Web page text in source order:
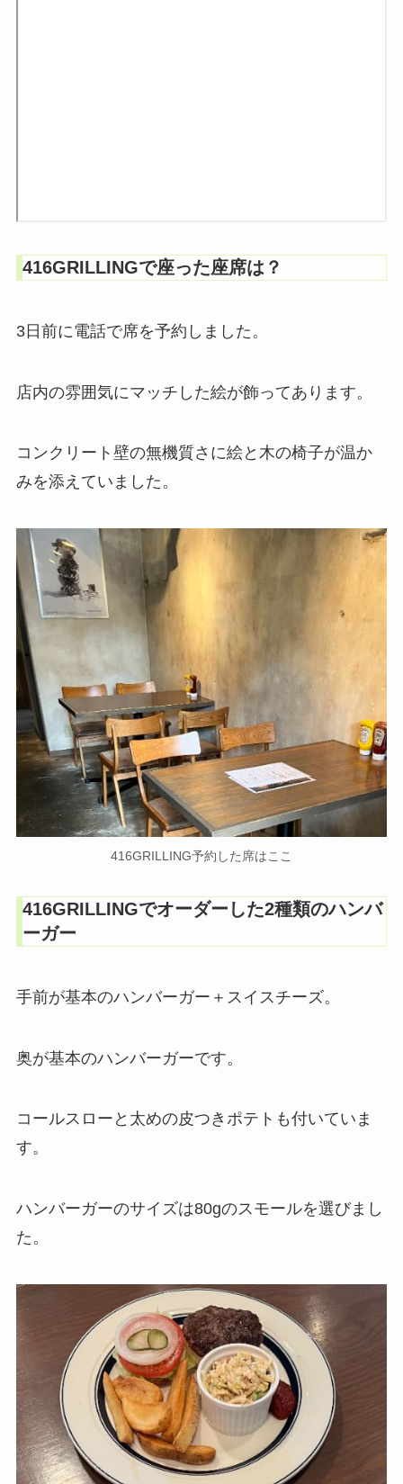
416GRILLINGで座った座席は？
3日前に電話で席を予約しました。
店内の雰囲気にマッチした絵が飾ってあります。
コンクリート壁の無機質さに絵と木の椅子が温か
みを添えていました。
416GRILLING予約した席はここ
416GRILLINGでオーダーした2種類のハンバ
ーガー
手前が基本のハンバーガー＋スイスチーズ。
奥が基本のハンバーガーです。
コールスローと太めの皮つきポテトも付いていま
す。
ハンバーガーのサイズは80gのスモールを選びまし
た。